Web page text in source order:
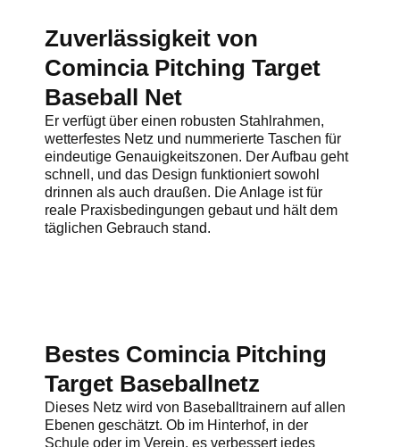
Zuverlässigkeit von
Comincia Pitching Target
Baseball Net
Er verfügt über einen robusten Stahlrahmen,
wetterfestes Netz und nummerierte Taschen für
eindeutige Genauigkeitszonen. Der Aufbau geht
schnell, und das Design funktioniert sowohl
drinnen als auch draußen. Die Anlage ist für
reale Praxisbedingungen gebaut und hält dem
täglichen Gebrauch stand.
Bestes Comincia Pitching
Target Baseballnetz
Dieses Netz wird von Baseballtrainern auf allen
Ebenen geschätzt. Ob im Hinterhof, in der
Schule oder im Verein, es verbessert jedes